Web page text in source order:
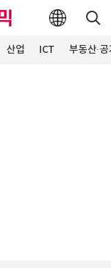
산업 ICT 부동산·